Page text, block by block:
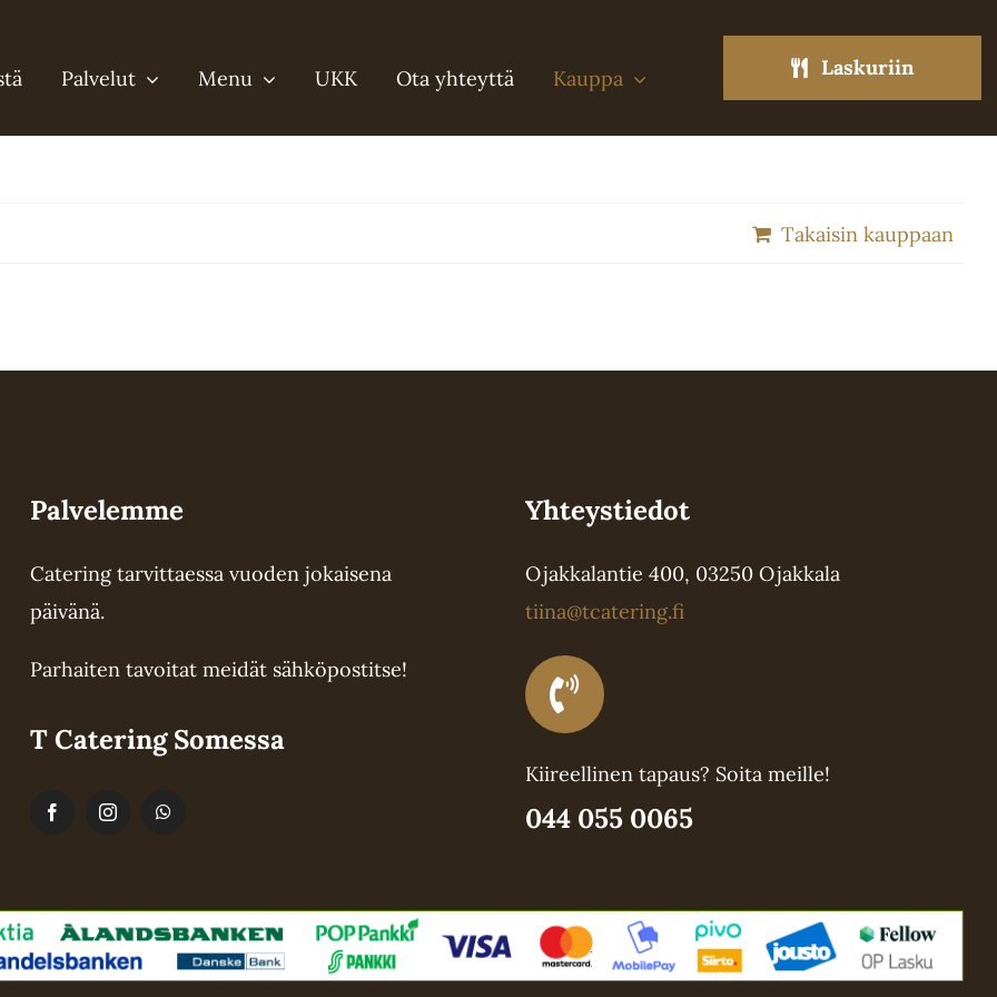
Palvelut Menu UKK Ota yhteyttä Kauppa Laskuriin
Takaisin kauppaan
Palvelemme
Catering tarvittaessa vuoden jokaisena
päivänä.
Parhaiten tavoitat meidät sähköpostitse!
T Catering Somessa
Yhteystiedot
Ojakkalantie 400, 03250 Ojakkala
tiina@tcatering.fi
Kiireellinen tapaus? Soita meille!
044 055 0065